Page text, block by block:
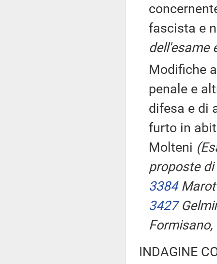
fascista e
dell'esame
Modifiche
penale e
difesa e di
furto in
Molteni
proposte
3384
3427
Formisano,
INDAGINE